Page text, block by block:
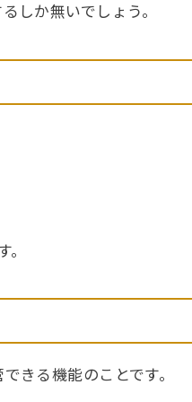
しか無いでしょう。
きる機能のことです。